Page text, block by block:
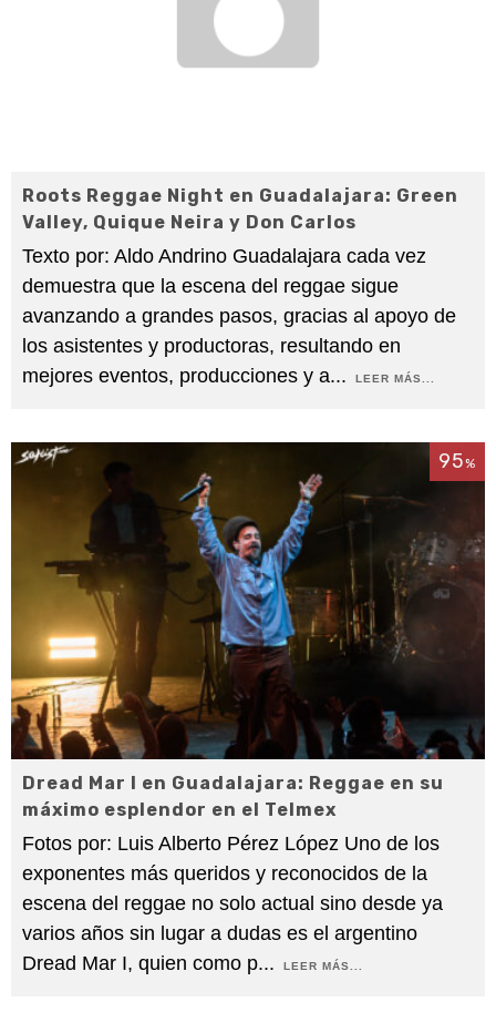
Roots Reggae Night en Guadalajara: Green
Valley, Quique Neira y Don Carlos
Texto por: Aldo Andrino Guadalajara cada vez
demuestra que la escena del reggae sigue
avanzando a grandes pasos, gracias al apoyo de
los asistentes y productoras, resultando en
mejores eventos, producciones y a... LEER MÁS...
95%
Dread Mar I en Guadalajara: Reggae en su
máximo esplendor en el Telmex
Fotos por: Luis Alberto Pérez López Uno de los
exponentes más queridos y reconocidos de la
escena del reggae no solo actual sino desde ya
varios años sin lugar a dudas es el argentino
Dread Mar I, quien como p... LEER MÁS...